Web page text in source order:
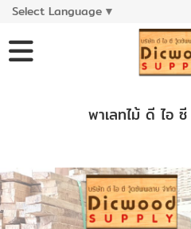
Select Language ▼
พาเลทไม้ ดี ไอ